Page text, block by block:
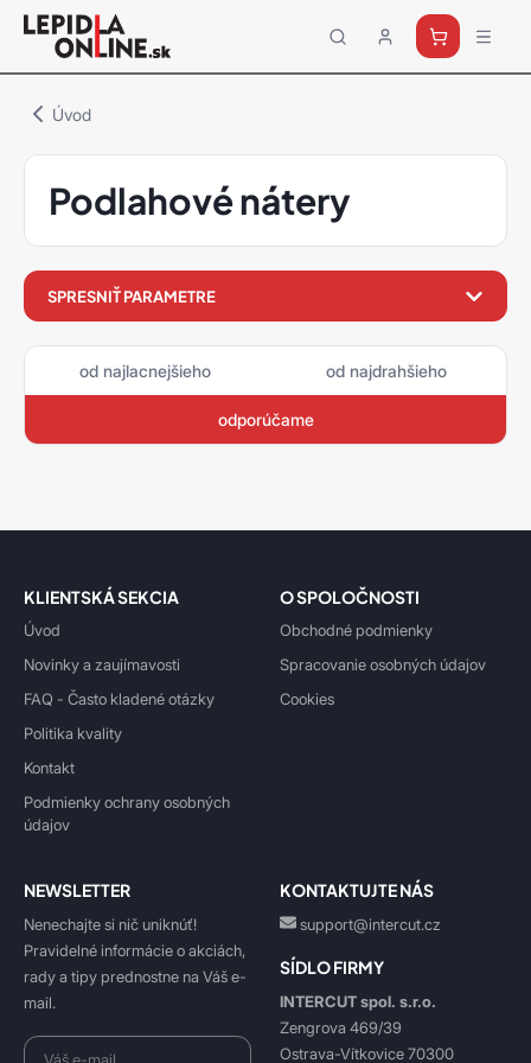
Priemyselné
lepidlá
Loctite
Úvod
Podlahové nátery
filter
produktov
SPRESNIŤ PARAMETRE
odporúčame
od najlacnejšieho od najdrahšieho
KLIENTSKÁ SEKCIA
Úvod
Novinky a zaujímavosti
FAQ - Často kladené otázky
Politika kvality
Kontakt
Podmienky ochrany osobných
údajov
O SPOLOČNOSTI
Obchodné podmienky
Spracovanie osobných údajov
Cookies
NEWSLETTER
Nenechajte si nič uniknúť!
Pravidelné informácie o akciách,
rady a tipy prednostne na Váš e-
mail.
KONTAKTUJTE NÁS
support@intercut.cz
SÍDLO FIRMY
INTERCUT spol. s.r.o.
Zengrova 469/39
Ostrava-Vítkovice 70300